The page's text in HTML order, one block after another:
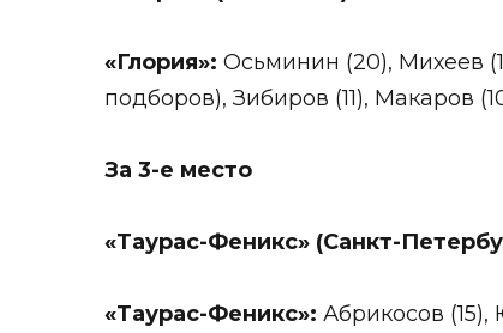
«Глория»: Осьминин (20), Михеев
подборов), Зибиров (11), Макаров
За 3-е место
«Таурас-Феникс» (Санкт-
«Таурас-Феникс»: Абрикосов (15),